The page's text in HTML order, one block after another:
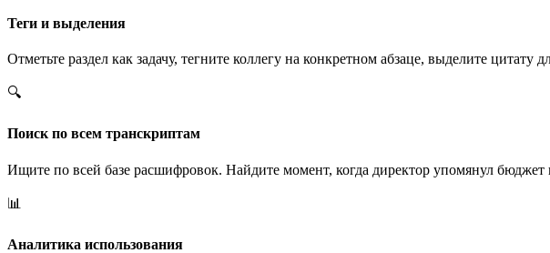
Теги и выделения
Отметьте раздел как задачу, тегните коллегу на конкретном абзаце, выделите цитату
🔍
Поиск по всем транскриптам
Ищите по всей базе расшифровок. Найдите момент, когда директор упомянул
📊
Аналитика использования